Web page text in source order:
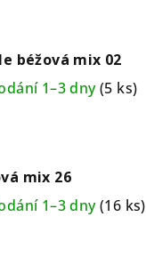
béžová mix 02
1–3 dny(5 ks)
mix 26
1–3 dny(16 ks)